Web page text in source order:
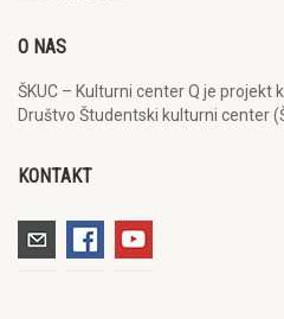
O NAS
ŠKUC – Kulturni center Q je projekt
Društvo Študentski kulturni center
KONTAKT